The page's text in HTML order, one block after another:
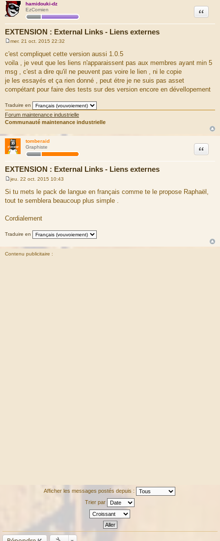
hamidouki-dz
EzComien
EXTENSION : External Links - Liens externes
Citation
s
s
g
mer. 21 oct. 2015 22:32
c'est compliquet cette version aussi 1.0.5
voila , je veut que les liens n'apparaissent pas aux membres ayant min 5
msg , c'est a dire qu'il ne peuvent pas voire le lien , ni le copie
je les essayés et ça rien donné , peut étre je ne suis pas asset
compétant pour faire des tests sur des version encore en dévellopement
Traduire en
Forum maintenance industrielle
Communauté maintenance industrielle
tomberaid
Graphiste
EXTENSION : External Links - Liens externes
Citation
M
s
e
jeu. 22 oct. 2015 10:43
Si tu mets le pack de langue en français comme te le propose Raphaël,
tout te semblera beaucoup plus simple .
Cordialement
Traduire en
Contenu publicitaire :
Afficher les messages postés depuis :
Trier par